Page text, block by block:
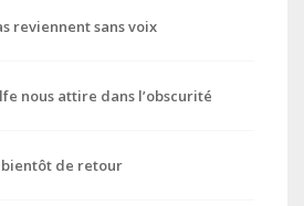
reviennent sans voix
nous attire dans l’obscurité
bientôt de retour